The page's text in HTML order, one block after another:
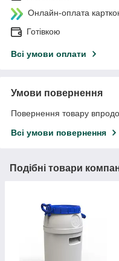
Онлайн-оплата
Готівкою
Всі умови оплати
Умови повернення
Повернення товару
Всі умови повернення
Подібні товари